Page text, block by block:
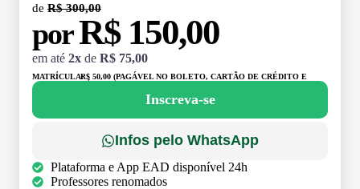
de R$ 300,00
porR$ 150,00
em até 2x de R$ 75,00
MATRÍCULA:R$ 50,00 (PAGÁVEL NO BOLETO, CARTÃO DE CRÉDITO E
Inscreva-se
Infos pelo WhatsApp
Plataforma e App EAD disponível 24h
Professores renomados